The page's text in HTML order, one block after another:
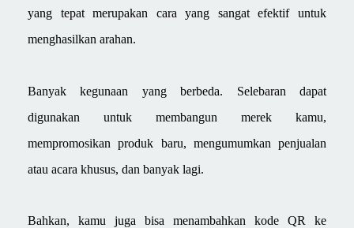
yang tepat merupakan cara yang sangat efektif untuk
menghasilkan arahan.
Banyak kegunaan yang berbeda. Selebaran dapat
digunakan untuk membangun merek kamu,
mempromosikan produk baru, mengumumkan penjualan
atau acara khusus, dan banyak lagi.
Bahkan, kamu juga bisa menambahkan kode QR ke